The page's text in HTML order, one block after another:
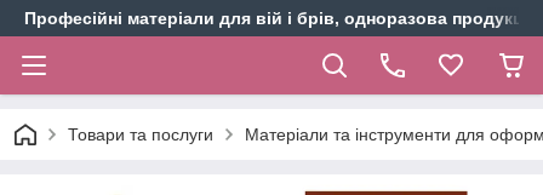
Професійні матеріали для вій і брів, одноразова продукція
Товари та послуги Матеріали та інструменти для